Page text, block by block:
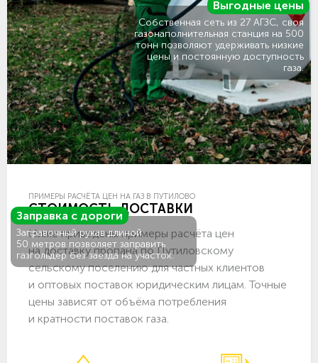
Заправка с дороги
Заправочный рукав длиной
50 метров позволяет заправить
газгольдер без заезда на участок.
Выгодные цены
Собственная сеть из 27 АГЗС, своя
газонаполнительная станция на 500
тонн позволяют удерживать низкие
цены и постоянную доступность
газа.
ПРИМЕРЫ РАСЧЁТА ЦЕН НА ГАЗ В ПУТИЛОВО
СТОИМОСТЬ ДОСТАВКИ
Ниже приведены примеры расчёта цен
на доставку пропана по Путиловскому
сельскому поселению для частных клиентов
и оптовых поставок юридическим лицам. Точные
цены зависят от объёма потребления
и кратности поставок газа.